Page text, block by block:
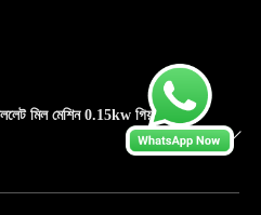
মিল মেশিন 0.15kw গিয়ার পাম্প